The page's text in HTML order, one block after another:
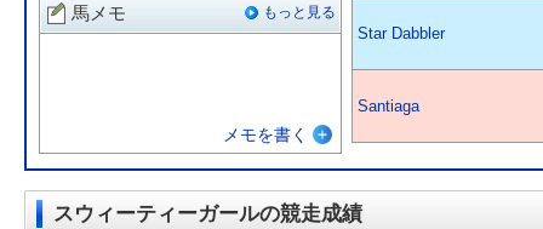
馬メモ もっと見る
メモを書く
Star Dabbler
Santiaga
スウィーティーガールの競走成績